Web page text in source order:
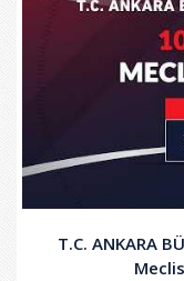
T.C. ANKARA